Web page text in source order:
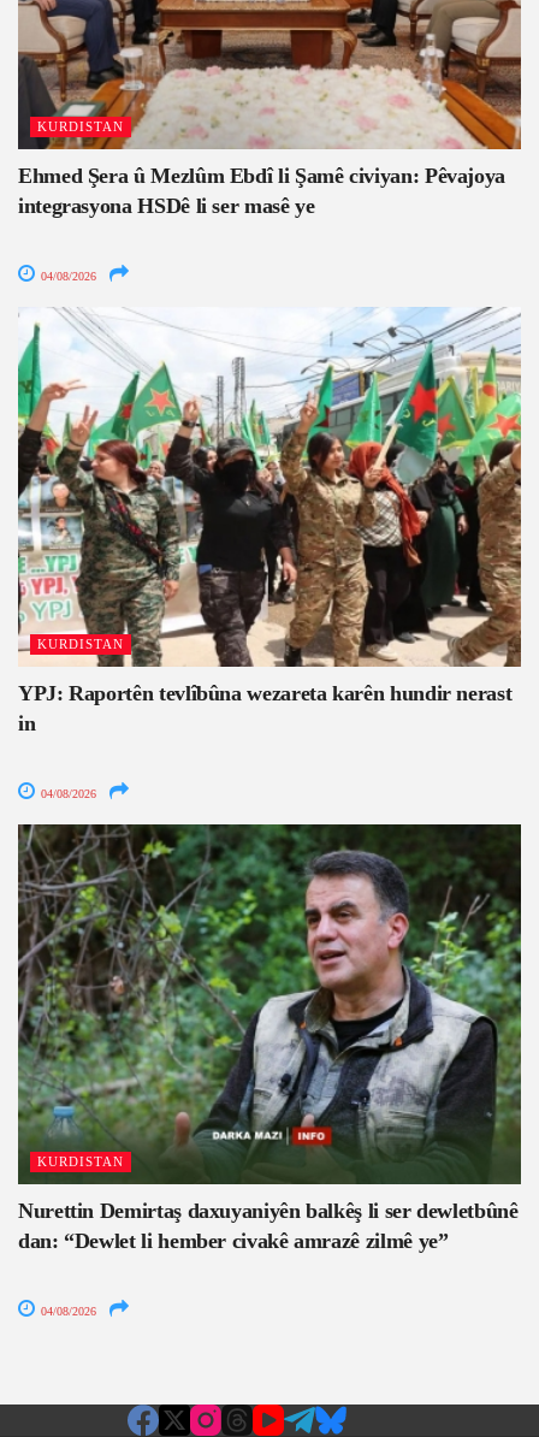
KURDISTAN
Ehmed Şera û Mezlûm Ebdî li Şamê civiyan: Pêvajoya
integrasyona HSDê li ser masê ye
04/08/2026
KURDISTAN
YPJ: Raportên tevlîbûna wezareta karên hundir nerast
in
04/08/2026
KURDISTAN
Nurettin Demirtaş daxuyaniyên balkêş li ser dewletbûnê
dan: “Dewlet li hember civakê amrazê zilmê ye”
04/08/2026